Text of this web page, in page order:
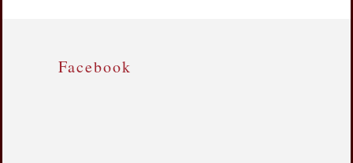
Facebook